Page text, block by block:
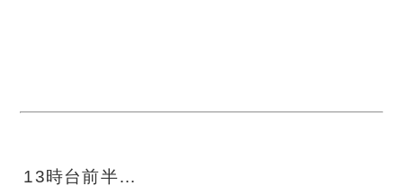
13時台前半…